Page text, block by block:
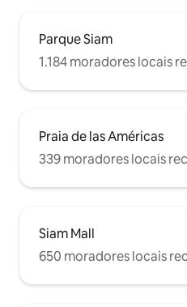
Parque Siam
1.184 moradores locais
Praia de las Américas
339 moradores locais
Siam Mall
650 moradores locais